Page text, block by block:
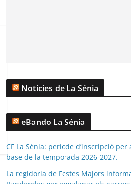
Notícies de La Sénia
eBando La Sénia
CF La Sénia: període d’inscripció per
base de la temporada 2026-2027.
La regidoria de Festes Majors